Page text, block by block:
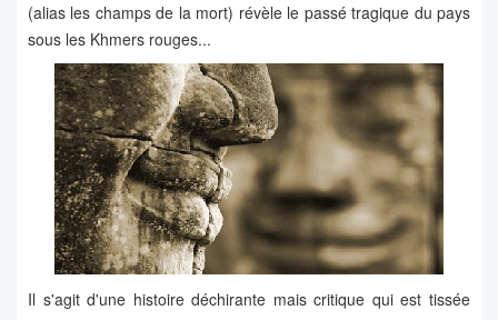
(alias les champs de la mort) révèle le passé tragique du pays
sous les Khmers rouges...
Il s'agit d'une histoire déchirante mais critique qui est tissée